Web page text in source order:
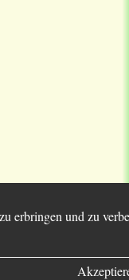
erbringen und zu